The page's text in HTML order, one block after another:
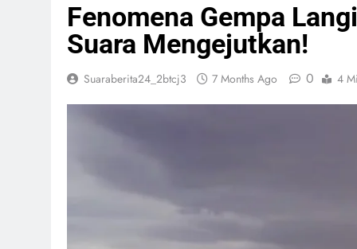
Trump
3 Months Ago
Fenomena Gempa
Suara Mengejutkan!
Suaraberita24_2btcj3 7 Months Ago 0 4